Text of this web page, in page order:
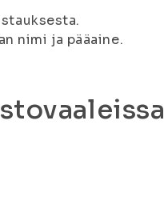
nimi ja pääaine.